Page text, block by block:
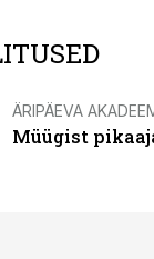
ÄRIPÄEVA
Müügist